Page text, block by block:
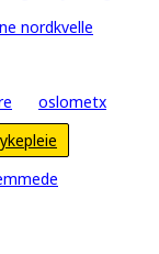
nordkvelle
oslometx